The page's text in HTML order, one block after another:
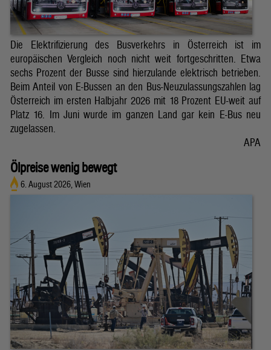
Die Elektrifizierung des Busverkehrs in Österreich ist im
europäischen Vergleich noch nicht weit fortgeschritten. Etwa
sechs Prozent der Busse sind hierzulande elektrisch betrieben.
Beim Anteil von E-Bussen an den Bus-Neuzulassungszahlen lag
Österreich im ersten Halbjahr 2026 mit 18 Prozent EU-weit auf
Platz 16. Im Juni wurde im ganzen Land gar kein E-Bus neu
zugelassen.
APA
Ölpreise wenig bewegt
6. August 2026, Wien